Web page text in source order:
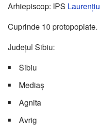
Arhiepiscop: IPS Laurențiu
Cuprinde 10 protopopiate.
Județul Sibiu:
Sibiu
Mediaș
Agnita
Avrig